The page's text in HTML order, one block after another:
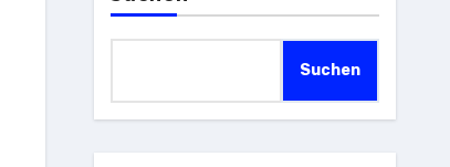
Suchen